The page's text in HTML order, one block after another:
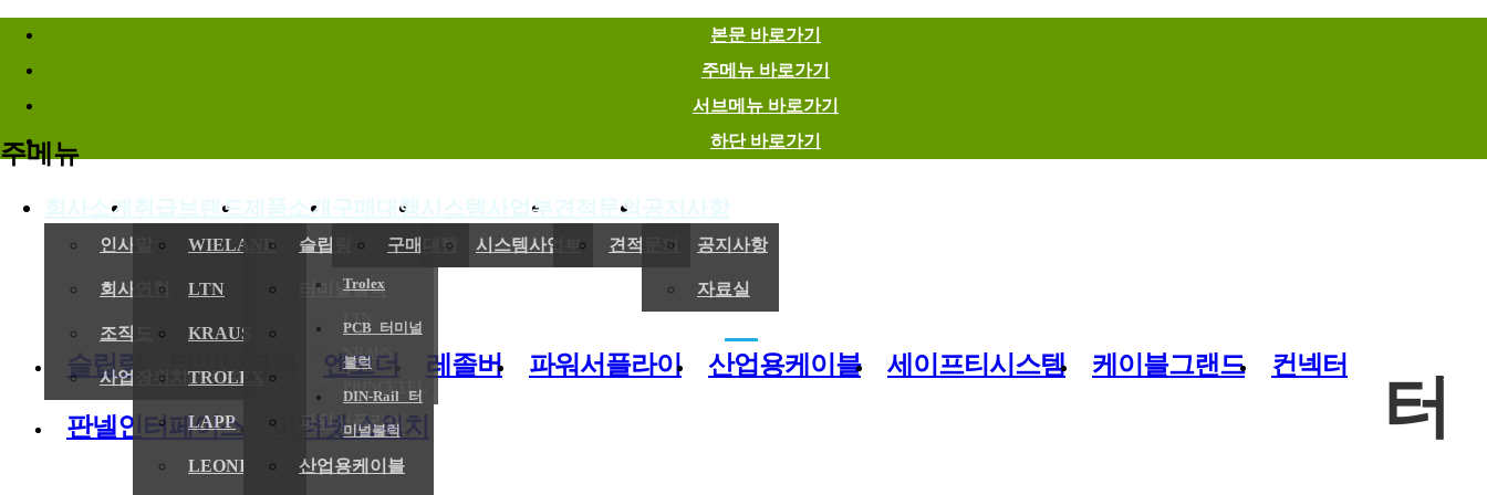
바로가기메뉴
본문 바로가기
주메뉴 바로가기
서브메뉴 바로가기
하단 바로가기
주메뉴
회사소개
인사말
회사연혁
조직도
사업장위치/연락처
취급브랜드
WIELAND
LTN
KRAUS
TROLEX
LAPP
LEONI
제품소개
슬립링
Trolex
KRAUS
PRINCETEL
터미널블럭
PCB 터미널
블럭
DIN-Rail 터
미널블럭
엔코더
레졸버
파워서플라이
산업용케이블
구매대행
구매대행
시스템사업부
시스템사업부
견적문의
견적문의 공지사항
자료실
(주)이엠에스
전기,기계 및 제어용 자재 유통 전문기업
슬립링 터미널블럭 엔코더 레졸버 파워서플라이 산업용케이블 세이프티시스템 케이블그랜드 컨넥터
판넬인터페이스 이더넷 스위치 터